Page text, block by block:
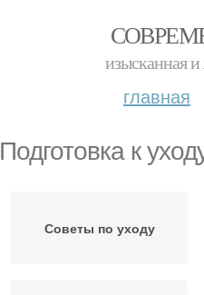
изысканная
главная
Подготовка к
Советы по уходу